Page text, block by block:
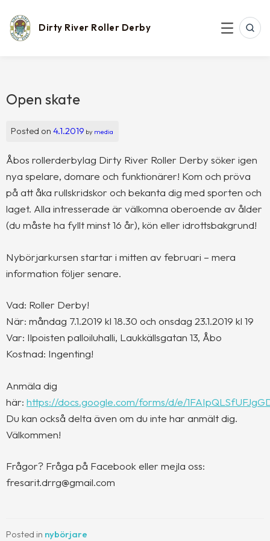
content
Dirty River Roller Derby
MENU
Open skate
Posted on4.1.2019 by media
Åbos rollerderbylag Dirty River Roller Derby söker igen
nya spelare, domare och funktionärer! Kom och pröva
på att åka rullskridskor och bekanta dig med sporten och
laget. Alla intresserade är välkomna oberoende av ålder
(du måste ha fyllt minst 16 år), kön eller idrottsbakgrund!
Nybörjarkursen startar i mitten av februari – mera
information följer senare.
Vad: Roller Derby!
När: måndag 7.1.2019 kl 18.30 och onsdag 23.1.2019 kl 19
Var: Ilpoisten palloiluhalli, Laukkällsgatan 13, Åbo
Kostnad: Ingenting!
Anmäla dig
här: https://docs.google.com/forms/d/e/
Du kan också delta även om du inte har anmält dig.
Välkommen!
Frågor? Fråga på Facebook eller mejla oss:
fresarit.drrg@gmail.com
Posted in nybörjare